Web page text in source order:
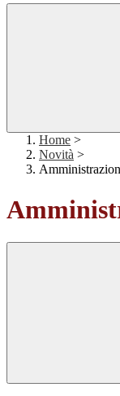
Home >
Novità >